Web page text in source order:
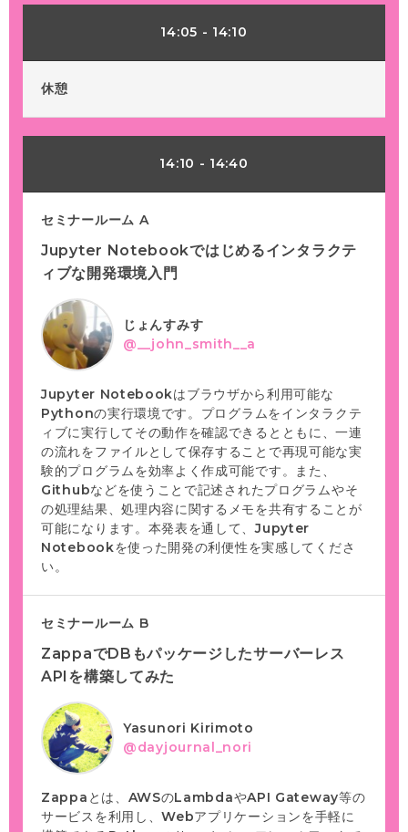
14:05 - 14:10
休憩
14:10 - 14:40
セミナールーム A
Jupyter Notebookではじめるインタラクテ
ィブな開発環境入門
じょんすみす
@__john_smith__a
Jupyter Notebookはブラウザから利用可能な
Pythonの実行環境です。プログラムをインタラクテ
ィブに実行してその動作を確認できるとともに、一連
の流れをファイルとして保存することで再現可能な実
験的プログラムを効率よく作成可能です。また、
Githubなどを使うことで記述されたプログラムやそ
の処理結果、処理内容に関するメモを共有することが
可能になります。本発表を通して、Jupyter
Notebookを使った開発の利便性を実感してくださ
い。
セミナールーム B
ZappaでDBもパッケージしたサーバーレス
APIを構築してみた
Yasunori Kirimoto
@dayjournal_nori
Zappaとは、AWSのLambdaやAPI Gateway等の
サービスを利用し、Webアプリケーションを手軽に